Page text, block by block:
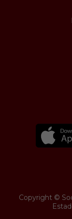
Copyright ©